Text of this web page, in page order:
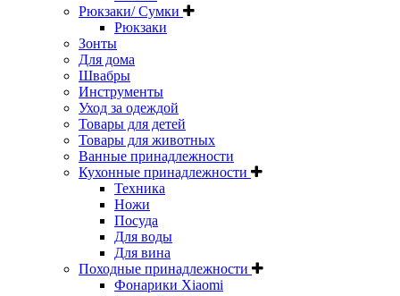
Рюкзаки/ Сумки
Рюкзаки
Зонты
Для дома
Швабры
Инструменты
Уход за одеждой
Товары для детей
Товары для животных
Ванные принадлежности
Кухонные принадлежности
Техника
Ножи
Посуда
Для воды
Для вина
Походные принадлежности
Фонарики Xiaomi